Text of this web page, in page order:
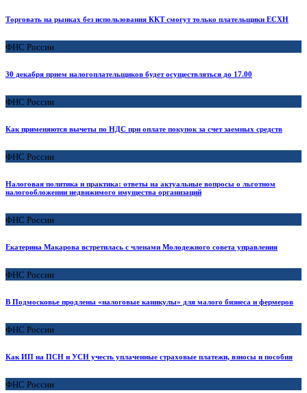
Торговать на рынках без использования ККТ смогут только плательщики ЕСХН
ФНС России
30 декабря прием налогоплательщиков будет осуществляться до 17.00
ФНС России
Как применяются вычеты по НДС при оплате покупок за счет заемных средств
ФНС России
Налоговая политика и практика: ответы на актуальные вопросы о льготном
налогообложении недвижимого имущества организаций
ФНС России
Екатерина Макарова встретилась с членами Молодежного совета управления
ФНС России
В Подмосковье продлены «налоговые каникулы» для малого бизнеса и фермеров
ФНС России
Как ИП на ПСН и УСН учесть уплаченные страховые платежи, взносы и пособия
ФНС России